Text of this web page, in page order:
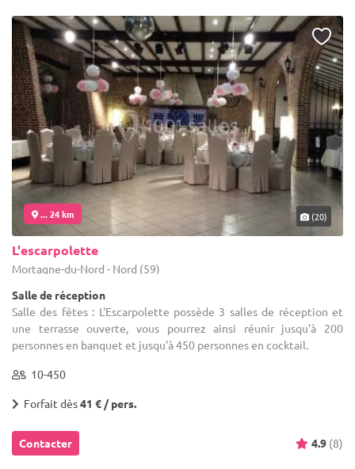
... 24 km (20)
L'escarpolette
Mortagne-du-Nord - Nord (59)
Salle de réception
Salle des fêtes : L'Escarpolette possède 3 salles de réception et
une terrasse ouverte, vous pourrez ainsi réunir jusqu'à 200
personnes en banquet et jusqu'à 450 personnes en cocktail.
10-450
Forfait dès41 € / pers.
Contacter 4.9 (8)